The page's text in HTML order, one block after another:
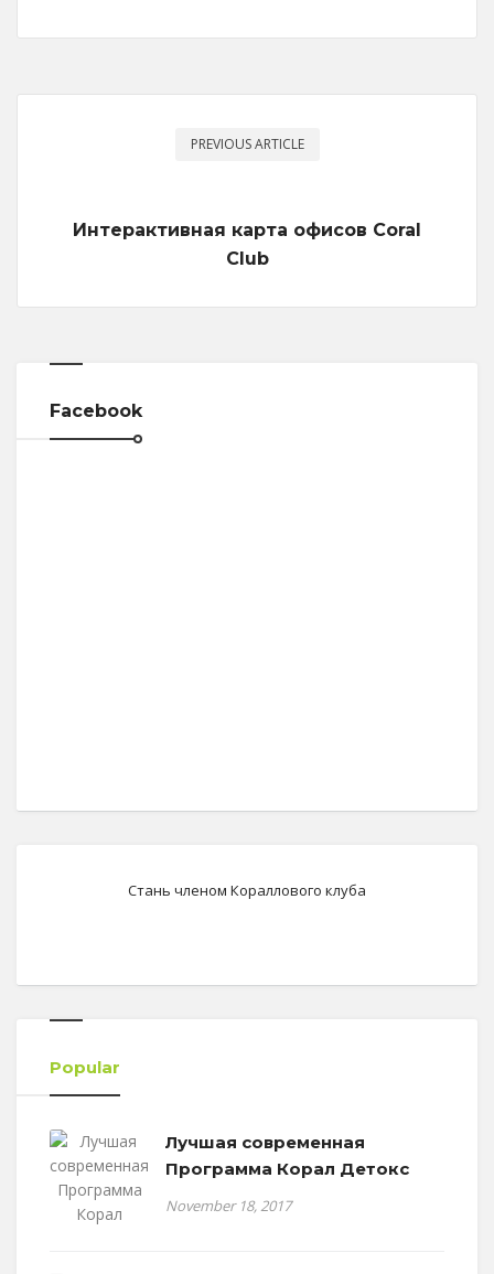
PREVIOUS ARTICLE
Интерактивная карта офисов Coral
Club
Facebook
Стань членом Кораллового клуба
Popular
Лучшая современная
Программа Корал Детокс
November 18, 2017